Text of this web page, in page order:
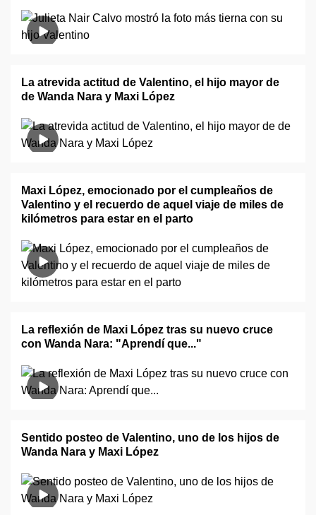
La atrevida actitud de Valentino, el hijo mayor de
de Wanda Nara y Maxi López
Maxi López, emocionado por el cumpleaños de
Valentino y el recuerdo de aquel viaje de miles de
kilómetros para estar en el parto
La reflexión de Maxi López tras su nuevo cruce
con Wanda Nara: "Aprendí que..."
Sentido posteo de Valentino, uno de los hijos de
Wanda Nara y Maxi López